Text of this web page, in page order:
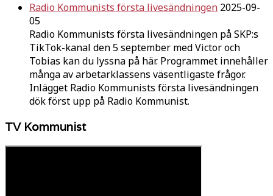
Radio Kommunists första livesändningen 2025-09-
05
Radio Kommunists första livesändningen på SKP:s
TikTok-kanal den 5 september med Victor och
Tobias kan du lyssna på här. Programmet innehåller
många av arbetarklassens väsentligaste frågor.
Inlägget Radio Kommunists första livesändningen
dök först upp på Radio Kommunist.
TV Kommunist